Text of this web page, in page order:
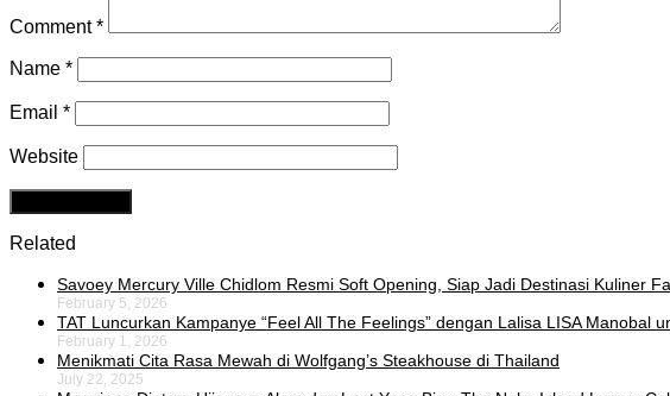
Comment*
Name *
Email *
Website
Related
Savoey Mercury Ville Chidlom Resmi Soft Opening, Siap Jadi Destinasi Kuliner
February 5, 2026
TAT Luncurkan Kampanye “Feel All The Feelings” dengan Lalisa LISA Manobal
February 1, 2026
Menikmati Cita Rasa Mewah di Wolfgang’s Steakhouse di Thailand
July 22, 2025